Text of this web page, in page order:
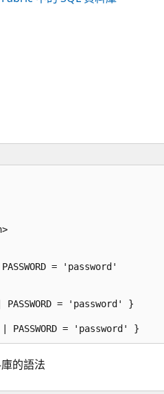
= 'password'
PASSWORD = 'password' }
的語法